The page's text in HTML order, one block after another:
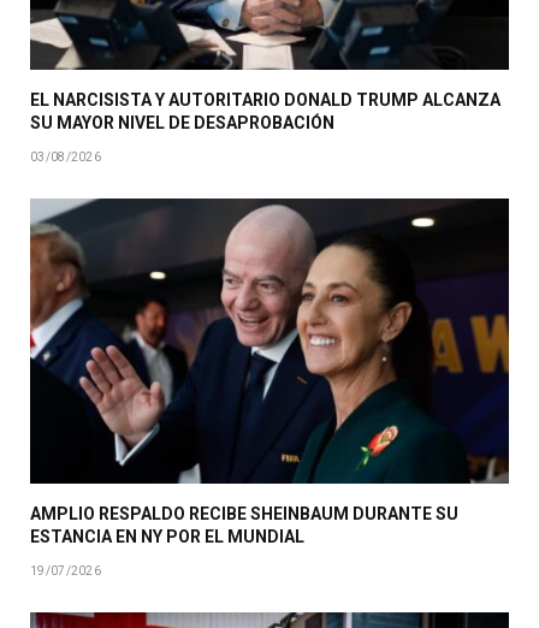
EL NARCISISTA Y AUTORITARIO DONALD TRUMP ALCANZA
SU MAYOR NIVEL DE DESAPROBACIÓN
03/08/2026
AMPLIO RESPALDO RECIBE SHEINBAUM DURANTE SU
ESTANCIA EN NY POR EL MUNDIAL
19/07/2026